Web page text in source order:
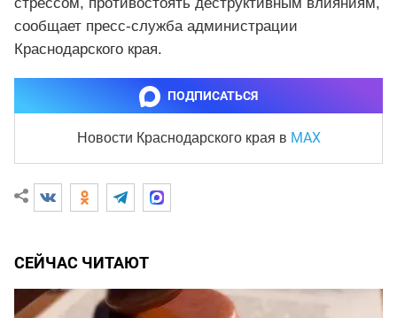
сообщает пресс-служба администрации
Краснодарского края.
ПОДПИСАТЬСЯ
Новости Краснодарского края в MAX
СЕЙЧАС ЧИТАЮТ